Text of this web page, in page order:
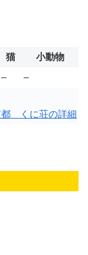
猫
小動物
– –
都 くに荘の詳細